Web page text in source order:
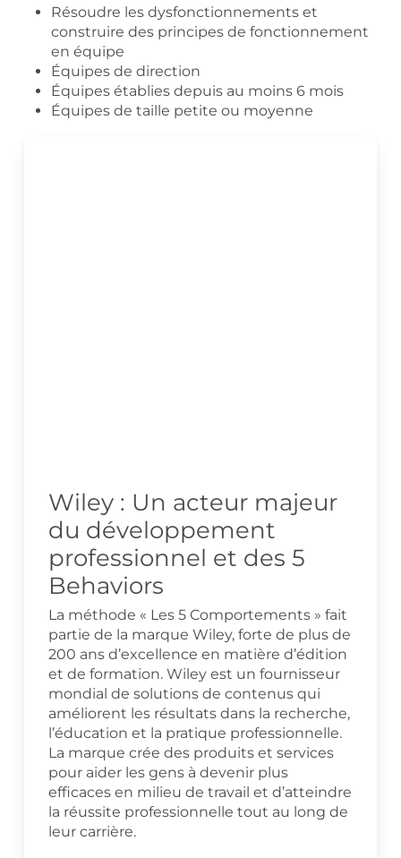
Résoudre les dysfonctionnements et
construire des principes de fonctionnement
en équipe
Équipes de direction
Équipes établies depuis au moins 6 mois
Équipes de taille petite ou moyenne
Wiley : Un acteur majeur
du développement
professionnel et des 5
Behaviors
La méthode « Les 5 Comportements » fait
partie de la marque Wiley, forte de plus de
200 ans d’excellence en matière d’édition
et de formation. Wiley est un fournisseur
mondial de solutions de contenus qui
améliorent les résultats dans la recherche,
l’éducation et la pratique professionnelle.
La marque crée des produits et services
pour aider les gens à devenir plus
efficaces en milieu de travail et d’atteindre
la réussite professionnelle tout au long de
leur carrière.